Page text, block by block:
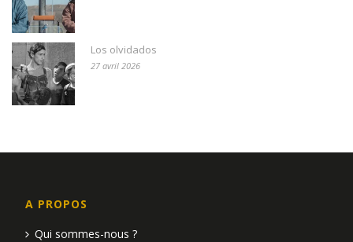
Los olvidados
27 avril 2026
A PROPOS
Qui sommes-nous ?